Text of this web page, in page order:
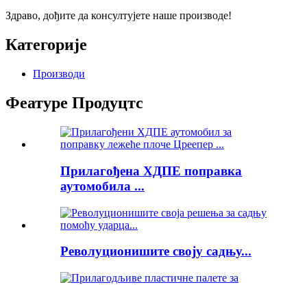
Здраво, дођите да консултујете наше производе!
Категорије
Производи
Феатуре Продуцтс
Прилагођена ХДПЕ поправка
аутомобила ...
Револуционишите своју садњу...